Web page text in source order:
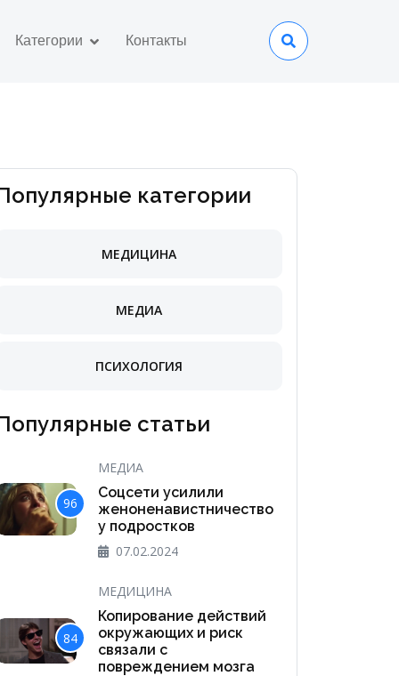
Категории Контакты
категории
МЕДИЦИНА
МЕДИА
ПСИХОЛОГИЯ
статьи
96
МЕДИА
Соцсети усилили
женоненавистничество
у подростков
07.02.2024
84
МЕДИЦИНА
Копирование действий
окружающих и риск
связали с
повреждением мозга